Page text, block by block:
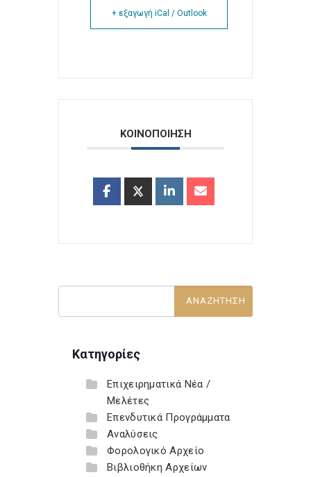
+ εξαγωγή iCal / Outlook
ΚΟΙΝΟΠΟΙΗΣΗ
Κατηγορίες
Επιχειρηματικά Νέα /
Μελέτες
Επενδυτικά Προγράμματα
Αναλύσεις
Φορολογικό Αρχείο
Βιβλιοθήκη Αρχείων